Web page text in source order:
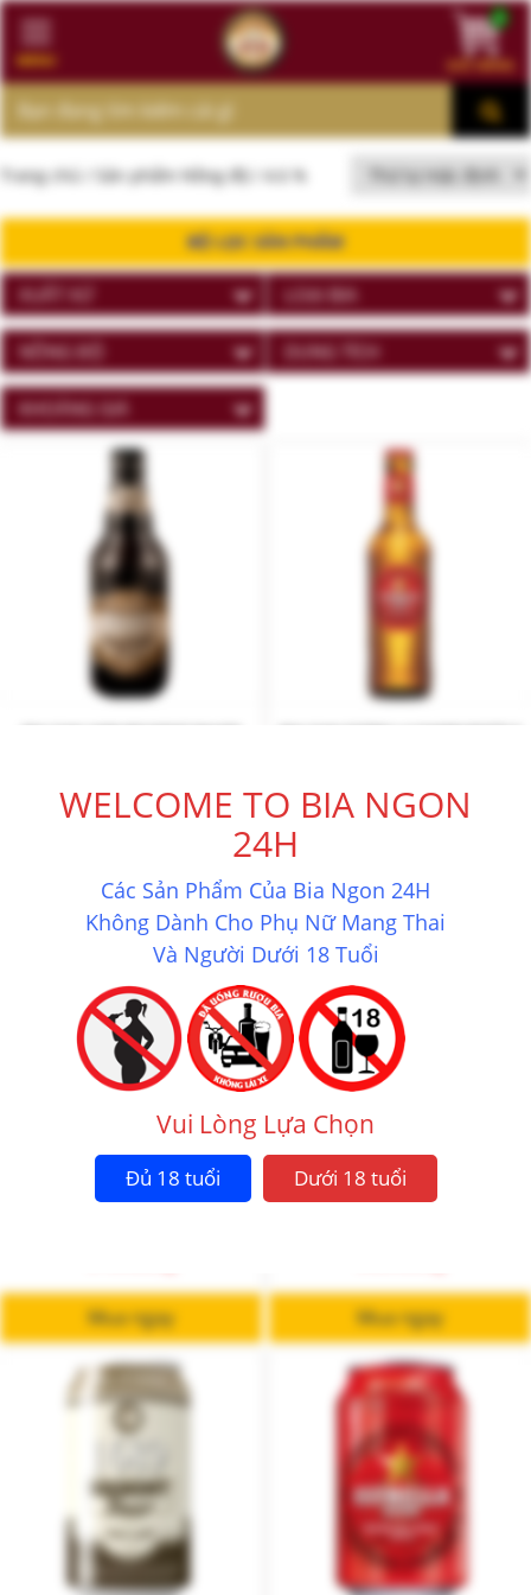
WELCOME TO BIA NGON
24H
Các Sản Phẩm Của Bia Ngon 24H
Không Dành Cho Phụ Nữ Mang Thai
Và Người Dưới 18 Tuổi
Vui Lòng Lựa Chọn
Đủ 18 tuổi Dưới 18 tuổi
MENU
0
GIỎ HÀNG
MENU
Trang chủ / Sản phẩm Nồng độ / 4.6 %
BỘ LỌC SẢN PHẨM
XUẤT XỨ LOẠI BIA
NỒNG ĐỘ DUNG TÍCH
KHOẢNG GIÁ
504.000₫ 1.232.000₫
BIA ĐỨC ST. WENDELER PILS 4.6%
Mua ngay
BIA KARLSBRAU URPILS 4.8%
Mua ngay